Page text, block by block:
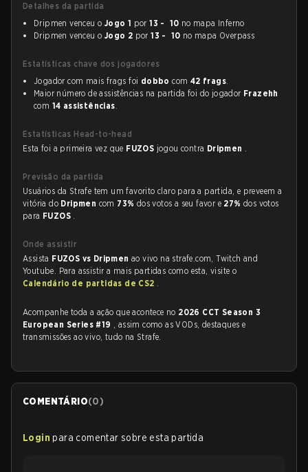
Detalhes da partida
Dripmen venceu o Jogo 1 por13 - 10 no mapa Inferno
Dripmen venceu o Jogo 2 por13 - 10 no mapa Overpass
Estatísticas chave dos jogadores
Jogador com mais frags foi dobbo com 42 frags.
Maior número de assistências na partida foi do jogador Frazehh
com 14 assistências.
Estatísticas Head-to-head
Esta foi a primeira vez que FUZOS jogou contra Dripmen .
Previsão da partida
Usuários da Strafe tem um favorito claro para a partida, e preveem a
vitória do Dripmen com 73% dos votos a seu favor e 27%dos votos
para FUZOS .
Onde assistir
Assista FUZOS vs Dripmenao vivo na strafe.com, Twitch and
Youtube. Para assistir a mais partidas como esta, visite o
Calendário de partidas de CS2 .
Acompanhe toda a ação que acontece no 2026 CCT Season 3
European Series #19 , assim como as VODs, destaques e
transmissões ao vivo, tudo na Strafe.
COMENTÁRIO(0)
Login para comentar sobre esta partida